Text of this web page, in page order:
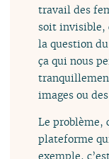
travail des
soit invisible,
la question
ça qui nous
images ou
Le problème,
plateforme
exemple,